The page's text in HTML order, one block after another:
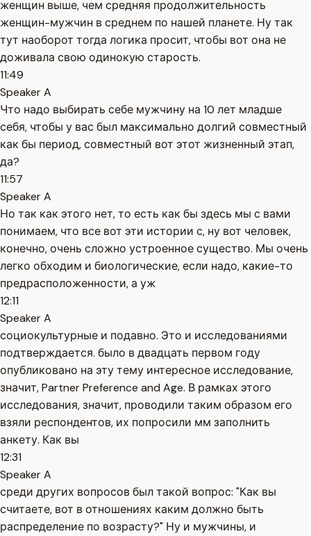
женщин выше, чем средняя продолжительность
женщин-мужчин в среднем по нашей планете. Ну так
тут наоборот тогда логика просит, чтобы вот она не
доживала свою одинокую старость.
11:49
Speaker A
Что надо выбирать себе мужчину на 10 лет младше
себя, чтобы у вас был максимально долгий совместный
как бы период, совместный вот этот жизненный этап,
да?
11:57
Speaker A
Но так как этого нет, то есть как бы здесь мы с вами
понимаем, что все вот эти истории с, ну вот человек,
конечно, очень сложно устроенное существо. Мы очень
легко обходим и биологические, если надо, какие-то
предрасположенности, а уж
12:11
Speaker A
социокультурные и подавно. Это и исследованиями
подтверждается. было в двадцать первом году
опубликовано на эту тему интересное исследование,
значит, Partner Preference and Age. В рамках этого
исследования, значит, проводили таким образом его
взяли респондентов, их попросили мм заполнить
анкету. Как вы
12:31
Speaker A
среди других вопросов был такой вопрос: "Как вы
считаете, вот в отношениях каким должно быть
распределение по возрасту?" Ну и мужчины, и